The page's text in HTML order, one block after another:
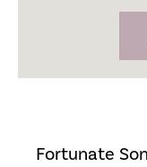
Fortunate